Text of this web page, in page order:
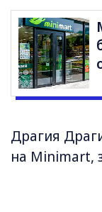
Драгия
на Minimart,